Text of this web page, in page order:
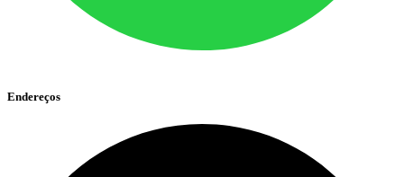
Endereços